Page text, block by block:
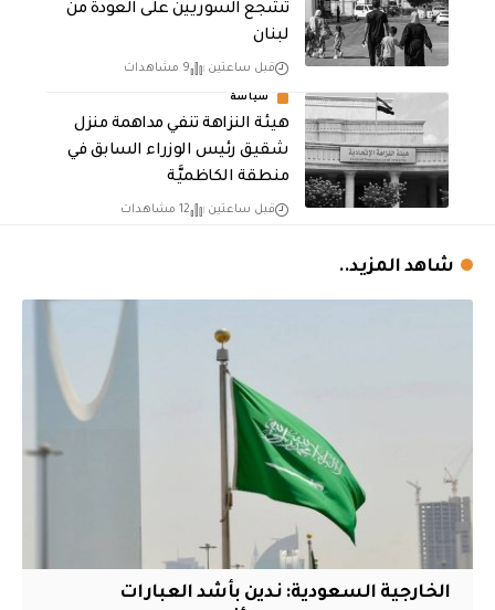
تشجع السوريين على العودة من
لبنان
قبل ساعتين 9 مشاهدات
سياسة
هيئة النزاهة تنفي مداهمة منزل
شقيق رئيس الوزراء السابق في
منطقة الكاظميَّة
قبل ساعتين 12 مشاهدات
شاهد المزيد..
‏الخارجية السعودية: ندين بأشد العبارات